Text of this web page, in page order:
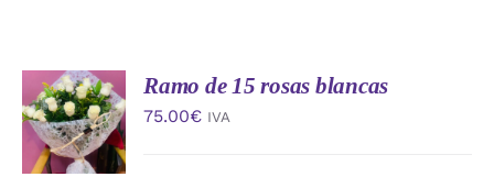
AÑADIR
AL
CARRITO
/
DETALLES
Ramo de 15 rosas blancas
75.00€ IVA